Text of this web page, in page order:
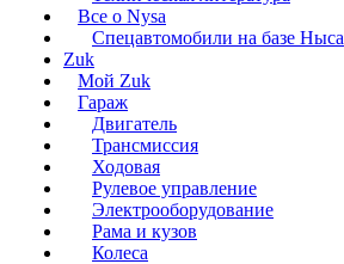
Все о Nysa
Спецавтомобили на базе Ныса
Zuk
Мой Zuk
Гараж
Двигатель
Трансмиссия
Ходовая
Рулевое управление
Электрооборудование
Рама и кузов
Колеса